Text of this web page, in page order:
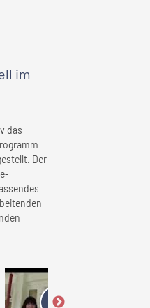
im
das
Der